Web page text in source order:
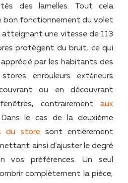
des lamelles. Tout cela
bon fonctionnement du volet
une vitesse de 113
protègent du bruit, ce qui
par les habitants des
enrouleurs extérieurs
ou en découvrant
contrairement aux
le cas de la deuxième
du store sont entièrement
ainsi d’ajuster le degré
vos préférences. Un seul
complètement la pièce,